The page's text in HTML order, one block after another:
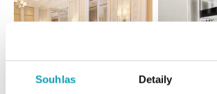
Souhlas Detaily